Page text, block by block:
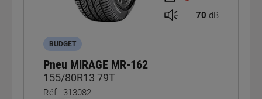
70 dB
BUDGET
Pneu MIRAGE MR-162
155/80R13 79T
Réf : 313082